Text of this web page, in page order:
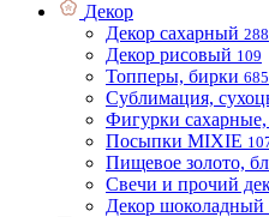
Декор
Декор сахарный 288
Декор рисовый 109
Топперы, бирки 685
Сублимация,
Фигурки
Посыпки MIXIE
Пищевое золото,
Свечи и прочий
Декор шоколадный